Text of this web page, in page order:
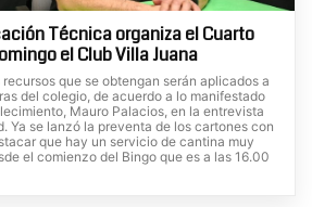
Técnica organiza el Cuarto
el Club Villa Juana
que se obtengan serán aplicados a
del colegio, de acuerdo a lo manifestado
Mauro Palacios, en la entrevista
Ya se lanzó la preventa de los cartones con
que hay un servicio de cantina muy
el comienzo del Bingo que es a las 16.00